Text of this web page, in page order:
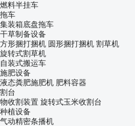
燃料半挂车
拖车
集装箱底盘拖车
干草制备设备
方形捆打捆机 圆形捆打捆机 割草机
旋转式割草机
自装式搬运车
施肥设备
液态粪肥施肥机 肥料容器
割台
物收割装置 旋转式玉米收割台
种植设备
气动精密条播机